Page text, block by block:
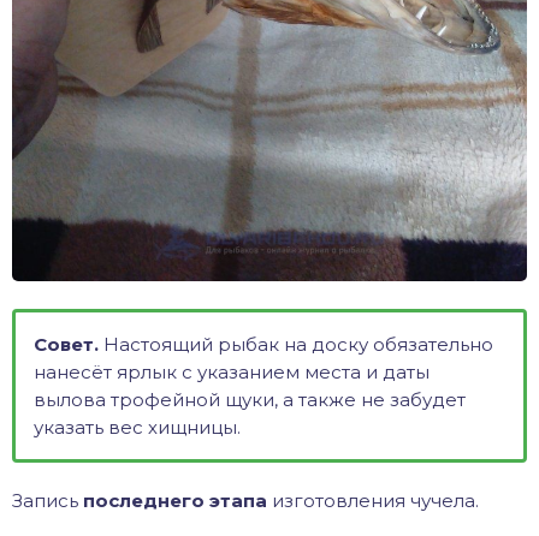
Совет. Настоящий рыбак на доску обязательно
нанесёт ярлык с указанием места и даты
вылова трофейной щуки, а также не забудет
указать вес хищницы.
Запись последнего этапа изготовления чучела.